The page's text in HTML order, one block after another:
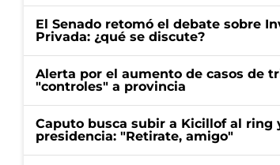
El Senado retomó el debate sobre
Privada: ¿qué se discute?
Alerta por el aumento de casos de
"controles" a provincia
Caputo busca subir a Kicillof al ring
presidencia: "Retirate, amigo"